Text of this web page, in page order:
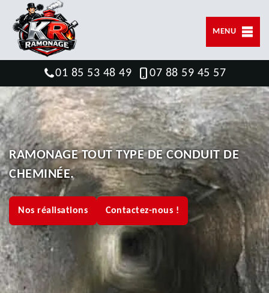
MENU
01 85 53 48 49 07 88 59 45 57
RAMONAGE TOUT TYPE DE CONDUIT DE
CHEMINÉE.
Nos réalisations Contactez-nous !